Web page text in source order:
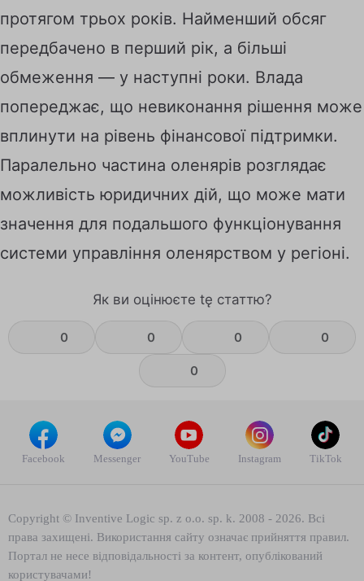
протягом трьох років. Найменший обсяг
передбачено в перший рік, а більші
обмеження — у наступні роки. Влада
попереджає, що невиконання рішення може
вплинути на рівень фінансової підтримки.
Паралельно частина оленярів розглядає
можливість юридичних дій, що може мати
значення для подальшого функціонування
системи управління оленярством у регіоні.
Як ви оцінюєте tę статтю?
0 0 0 0
0
Facebook Messenger YouTube Instagram TikTok
Copyright © Inventive Logic sp. z o.o. sp. k. 2008 - 2026. Всі
права захищені. Використання сайту означає прийняття правил.
Портал не несе відповідальності за контент, опублікований
користувачами!